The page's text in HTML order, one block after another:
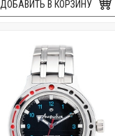
ДОБАВИТЬ В КОРЗИНУ